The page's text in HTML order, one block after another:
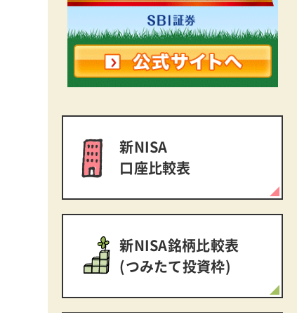
新NISA
口座比較表
新NISA銘柄比較表
(つみたて投資枠)